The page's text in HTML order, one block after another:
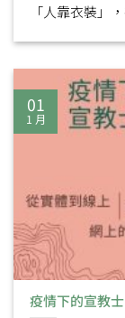
「人靠衣裝」
疫情下的宣教
01
1 月